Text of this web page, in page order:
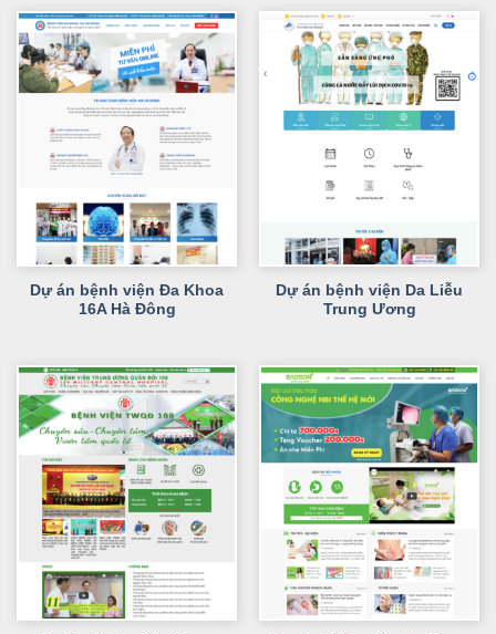
Dự án bệnh viện Đa Khoa
16A Hà Đông
Dự án bệnh viện Da Liễu
Trung Ương